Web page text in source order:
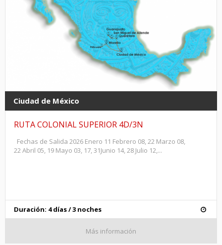
Ciudad de México
RUTA COLONIAL SUPERIOR 4D/3N
Fechas de Salida 2026 Enero 11 Febrero 08, 22 Marzo 08,
22 Abril 05, 19 Mayo 03, 17, 31Junio 14, 28 Julio 12,...
Duración: 4 días / 3 noches
Más información